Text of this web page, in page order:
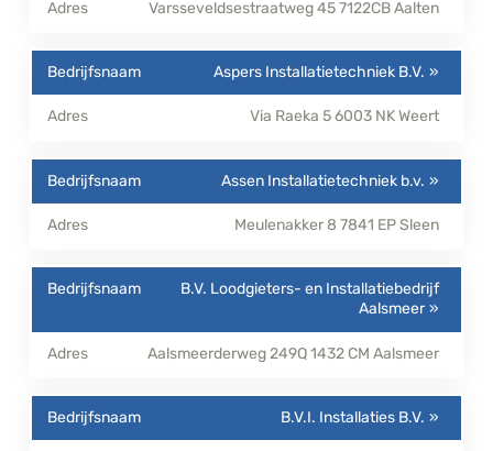
Varsseveldsestraatweg 457122CBAalten
Aspers Installatietechniek B.V.
Via Raeka 56003 NKWeert
Assen Installatietechniek b.v.
Meulenakker 8 7841 EPSleen
B.V. Loodgieters- en Installatiebedrijf
Aalsmeer
Aalsmeerderweg 249Q1432 CM Aalsmeer
B.V.I. Installaties B.V.